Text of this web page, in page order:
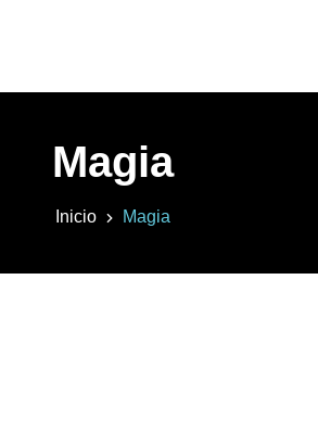
Magia
Inicio Magia